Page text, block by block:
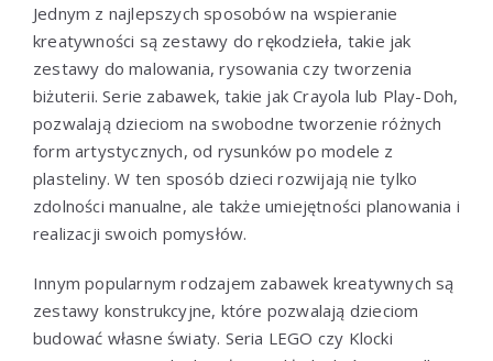
Jednym z najlepszych sposobów na wspieranie
kreatywności są zestawy do rękodzieła, takie jak
zestawy do malowania, rysowania czy tworzenia
biżuterii. Serie zabawek, takie jak Crayola lub Play-Doh,
pozwalają dzieciom na swobodne tworzenie różnych
form artystycznych, od rysunków po modele z
plasteliny. W ten sposób dzieci rozwijają nie tylko
zdolności manualne, ale także umiejętności planowania i
realizacji swoich pomysłów.
Innym popularnym rodzajem zabawek kreatywnych są
zestawy konstrukcyjne, które pozwalają dzieciom
budować własne światy. Seria LEGO czy Klocki